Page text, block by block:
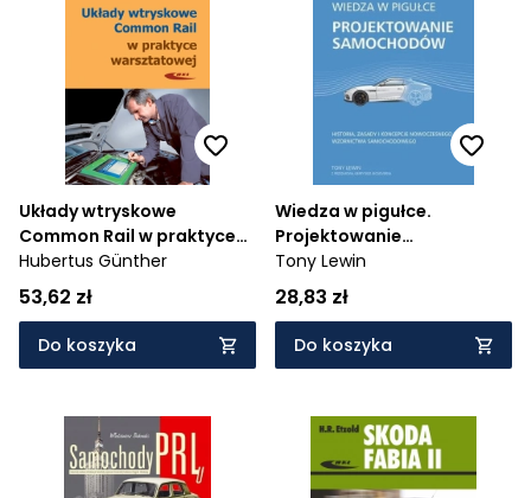
Układy wtryskowe
Common Rail w praktyce
warsztatowej
Hubertus Günther
53,62 zł
Do koszyka
Wiedza w pigułce.
Projektowanie
samochodów
Tony Lewin
28,83 zł
Do koszyka